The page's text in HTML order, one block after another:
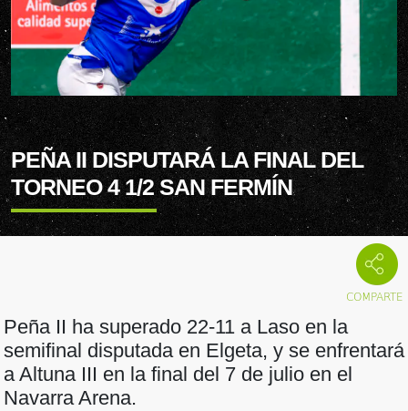
PEÑA II DISPUTARÁ LA FINAL DEL
TORNEO 4 1/2 SAN FERMÍN
Peña II ha superado 22-11 a Laso en la
semifinal disputada en Elgeta, y se enfrentará
a Altuna III en la final del 7 de julio en el
Navarra Arena.